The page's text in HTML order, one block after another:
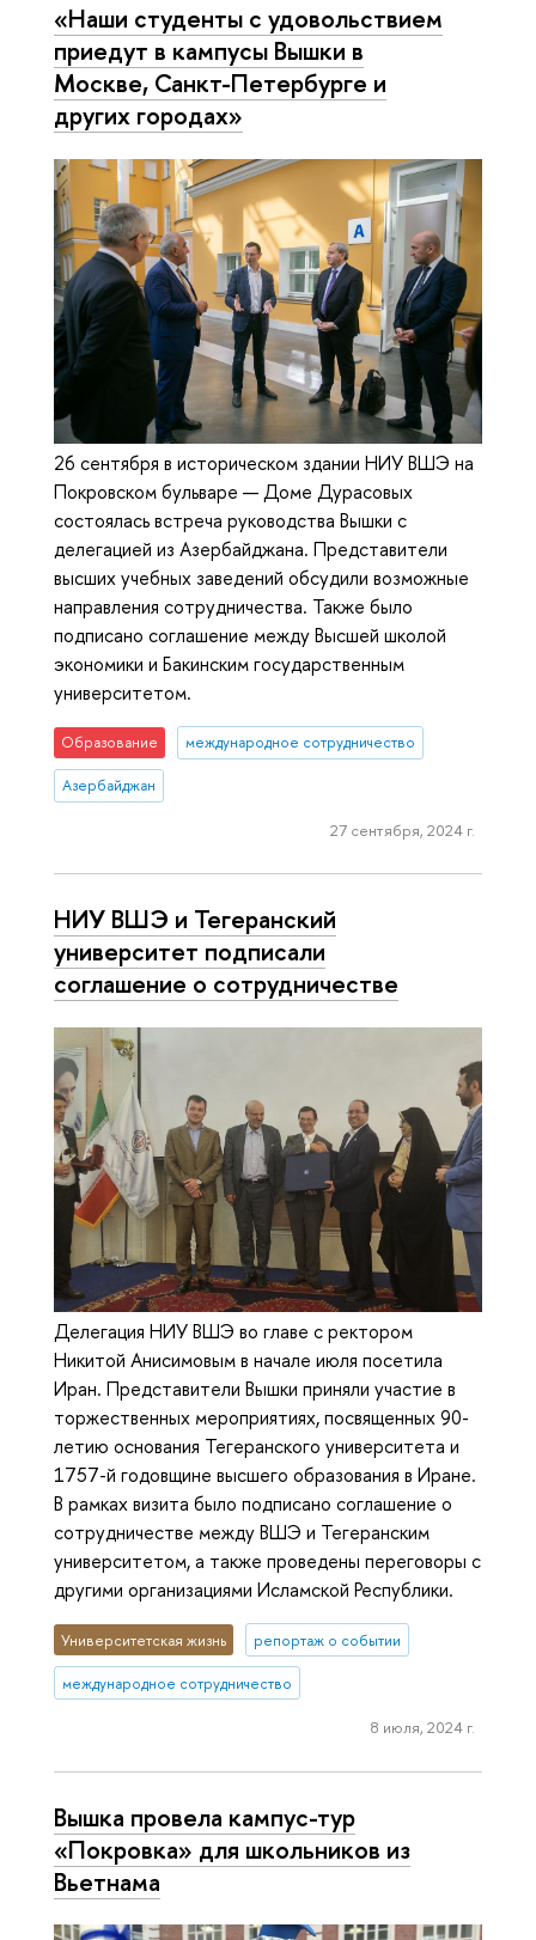
«Наши студенты с удовольствием
приедут в кампусы Вышки в
Москве, Санкт-Петербурге и
других городах»
26 сентября в историческом здании НИУ ВШЭ на
Покровском бульваре — Доме Дурасовых
состоялась встреча руководства Вышки с
делегацией из Азербайджана. Представители
высших учебных заведений обсудили возможные
направления сотрудничества. Также было
подписано соглашение между Высшей школой
экономики и Бакинским государственным
университетом.
Образование международное сотрудничество
Азербайджан
27 сентября, 2024 г.
НИУ ВШЭ и Тегеранский
университет подписали
соглашение о сотрудничестве
Делегация НИУ ВШЭ во главе с ректором
Никитой Анисимовым в начале июля посетила
Иран. Представители Вышки приняли участие в
торжественных мероприятиях, посвященных 90-
летию основания Тегеранского университета и
1757-й годовщине высшего образования в Иране.
В рамках визита было подписано соглашение о
сотрудничестве между ВШЭ и Тегеранским
университетом, а также проведены переговоры с
другими организациями Исламской Республики.
Университетская жизнь репортаж о событии
международное сотрудничество
8 июля, 2024 г.
Вышка провела кампус-тур
«Покровка» для школьников из
Вьетнама